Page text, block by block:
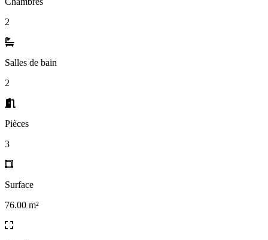
2
Salles de bain
2
Pièces
3
Surface
76.00 m²